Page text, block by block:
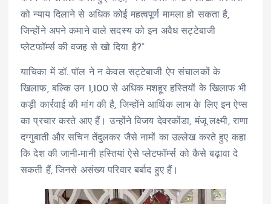
को न्याय दिलाने से अधिक कोई महत्वपूर्ण मामला हो सकता है,
जिन्होंने अपने कमाने वाले सदस्य को इन अवैध सट्टेबाजी
प्लेटफॉर्म्स की वजह से खो दिया है?”
याचिका में डॉ. पॉल ने न केवल सट्टेबाजी ऐप संचालकों के
खिलाफ, बल्कि उन 1,100 से अधिक मशहूर हस्तियों के खिलाफ भी
कड़ी कार्रवाई की मांग की है, जिन्होंने आर्थिक लाभ के लिए इन ऐप्स
का प्रचार करते आए हैं। उन्होंने विजय देवरकोंडा, मंजू लक्ष्मी, राणा
दग्गुबाती और सचिन तेंदुलकर जैसे नामों का उल्लेख करते हुए कहा
कि देश की जानी-मानी हस्तियां ऐसे प्लेटफॉर्म्स को कैसे बढ़ावा दे
सकती हैं, जिनसे असंख्य परिवार बर्बाद हुए हैं।